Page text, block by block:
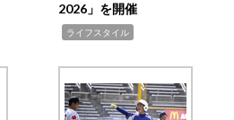
2026」を開催
ライフスタイル